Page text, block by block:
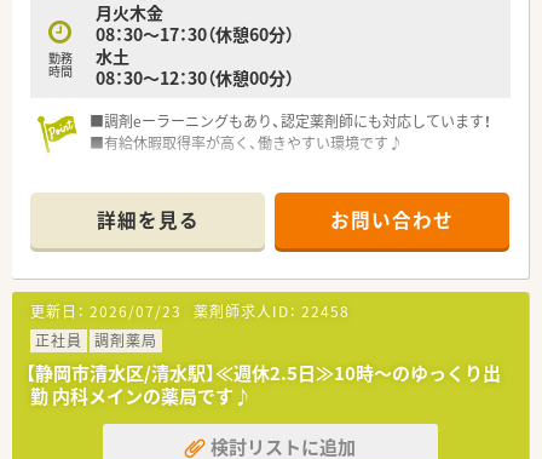
勤務
時間
月火木金
08：30～17：30（休憩60分）
水土
08：30～12：30（休憩00分）
■調剤eーラーニングもあり、認定薬剤師にも対応しています！
■有給休暇取得率が高く、働きやすい環境です♪
詳細を見る お問い合わせ
更新日： 2026/07/23 薬剤師求人ID： 22458
正社員
調剤薬局
【静岡市清水区/清水駅】≪週休2.5日≫10時～のゆっくり出
勤 内科メインの薬局です♪
検討リストに追加